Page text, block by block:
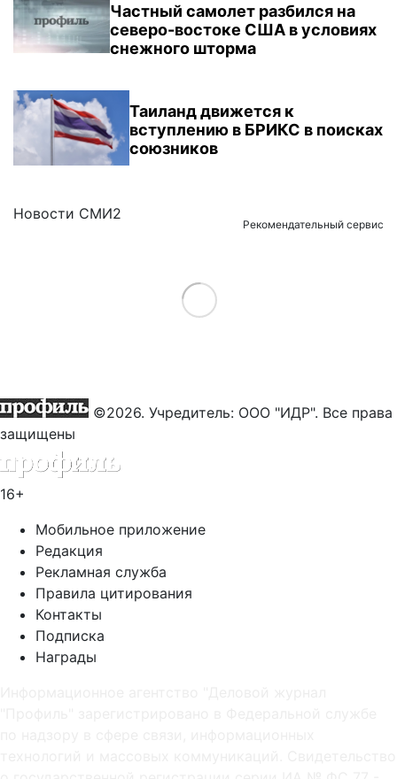
Частный самолет разбился на
северо-востоке США в условиях
снежного шторма
Таиланд движется к
вступлению в БРИКС в поисках
союзников
Новости СМИ2
Рекомендательный сервис
Load More
©2026. Учредитель: ООО "ИДР". Все права
защищены
16+
Мобильное приложение
Редакция
Рекламная служба
Правила цитирования
Контакты
Подписка
Награды